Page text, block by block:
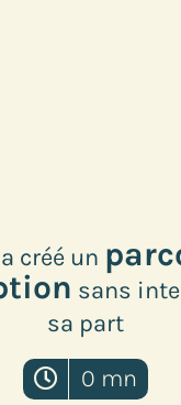
a créé un
sans
sa part
0 mn